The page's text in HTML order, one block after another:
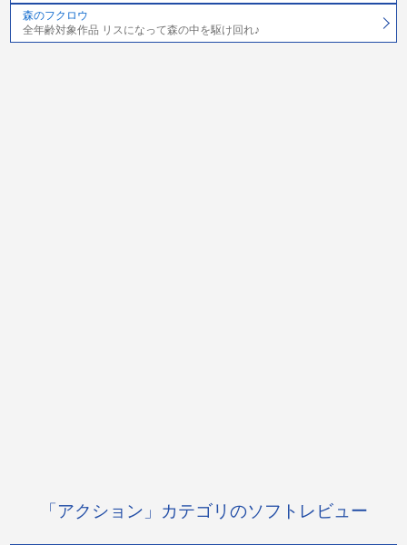
森のフクロウ
全年齢対象作品 リスになって森の中を駆け回れ♪
「アクション」カテゴリのソフトレビュー